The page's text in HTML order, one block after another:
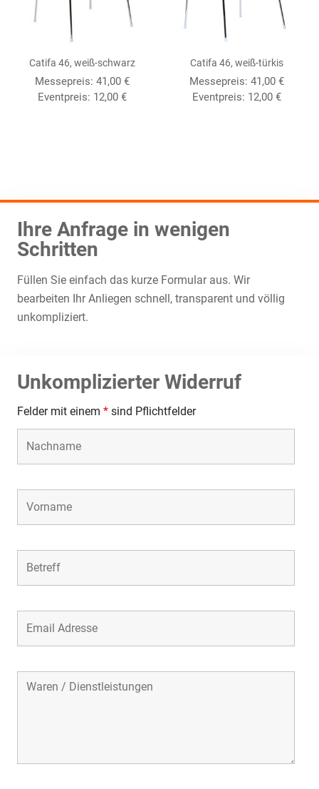
Catifa 46, weiß-schwarz
Messepreis: 41,00 €
Eventpreis: 12,00 €
Catifa 46, weiß-türkis
Messepreis:41,00€
Eventpreis: 12,00€
Ihre Anfrage in wenigen
Schritten
Füllen Sie einfach das kurze Formular aus. Wir
bearbeiten Ihr Anliegen schnell, transparent und völlig
unkompliziert.
Unkomplizierter Widerruf
Felder mit einem * sind Pflichtfelder